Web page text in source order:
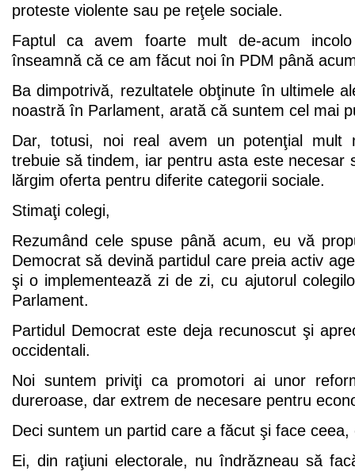
proteste violente sau pe reţele sociale.
Faptul ca avem foarte mult de-acum
înseamnă că ce am făcut noi în PDM până
Ba dimpotrivă, rezultatele obţinute în ultimele
noastră în Parlament, arată că suntem cel mai
Dar, totusi, noi real avem un potenţial mult
trebuie să tindem, iar pentru asta este necesar
lărgim oferta pentru diferite categorii sociale.
Stimaţi colegi,
Rezumând cele spuse până acum, eu vă
Democrat să devină partidul care preia activ
şi o implementează zi de zi, cu ajutorul
Parlament.
Partidul Democrat este deja recunoscut şi
occidentali.
Noi suntem priviţi ca promotori ai unor
dureroase, dar extrem de necesare pentru
Deci suntem un partid care a făcut şi face
Ei, din raţiuni electorale, nu îndrăzneau să